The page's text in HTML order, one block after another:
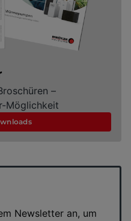
–
Möglichkeit
Newsletter an, um